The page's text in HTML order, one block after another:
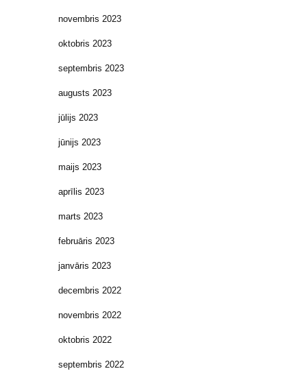
novembris 2023
oktobris 2023
septembris 2023
augusts 2023
jūlijs 2023
jūnijs 2023
maijs 2023
aprīlis 2023
marts 2023
februāris 2023
janvāris 2023
decembris 2022
novembris 2022
oktobris 2022
septembris 2022